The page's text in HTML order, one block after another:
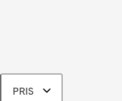
PRIS